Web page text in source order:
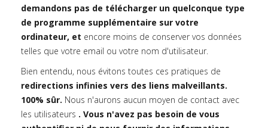
demandons pas de télécharger un quelconque type
de programme supplémentaire sur votre
ordinateur, et encore moins de conserver vos données
telles que votre email ou votre nom d'utilisateur.
Bien entendu, nous évitons toutes ces pratiques de
redirections infinies vers des liens malveillants.
100% sûr. Nous n'aurons aucun moyen de contact avec
les utilisateurs . Vous n'avez pas besoin de vous